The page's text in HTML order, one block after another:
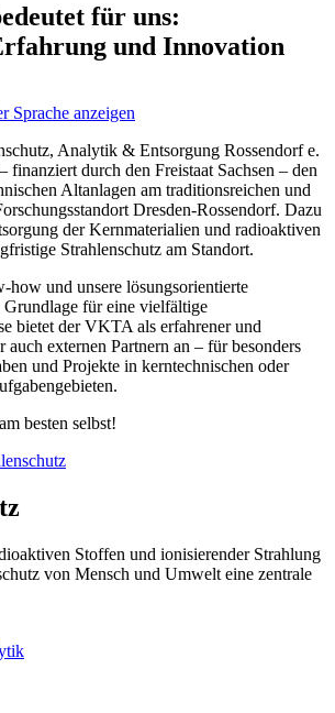
für uns:
und Innovation
Sprache anzeigen
Analytik & Entsorgung Rossendorf e.
durch den Freistaat Sachsen – den
Altanlagen am traditionsreichen und
Dresden-Rossendorf. Dazu
der Kernmaterialien und radioaktiven
Strahlenschutz am Standort.
how und unsere lösungsorientierte
für eine vielfältige
bietet der VKTA als erfahrener und
auch externen Partnern an – für besonders
und Projekte in kerntechnischen oder
besten selbst!
Stoffen und ionisierender Strahlung
von Mensch und Umwelt eine zentrale